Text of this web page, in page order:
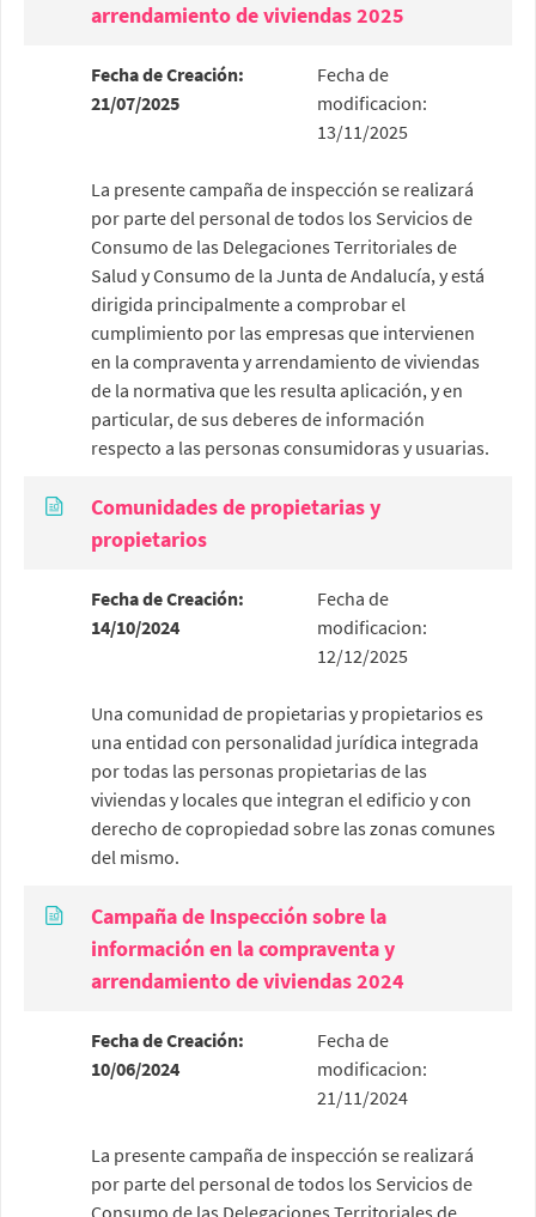
arrendamiento de viviendas 2025
Fecha de Creación:
21/07/2025
Fecha de
modificacion:
13/11/2025
La presente campaña de inspección se realizará
por parte del personal de todos los Servicios de
Consumo de las Delegaciones Territoriales de
Salud y Consumo de la Junta de Andalucía, y está
dirigida principalmente a comprobar el
cumplimiento por las empresas que intervienen
en la compraventa y arrendamiento de viviendas
de la normativa que les resulta aplicación, y en
particular, de sus deberes de información
respecto a las personas consumidoras y usuarias.
Comunidades de propietarias y
propietarios
Fecha de Creación:
14/10/2024
Fecha de
modificacion:
12/12/2025
Una comunidad de propietarias y propietarios es
una entidad con personalidad jurídica integrada
por todas las personas propietarias de las
viviendas y locales que integran el edificio y con
derecho de copropiedad sobre las zonas comunes
del mismo.
Campaña de Inspección sobre la
información en la compraventa y
arrendamiento de viviendas 2024
Fecha de Creación:
10/06/2024
Fecha de
modificacion:
21/11/2024
La presente campaña de inspección se realizará
por parte del personal de todos los Servicios de